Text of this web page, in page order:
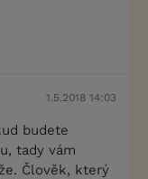
1.5.2018 14:03
budete
tady vám
Člověk, který